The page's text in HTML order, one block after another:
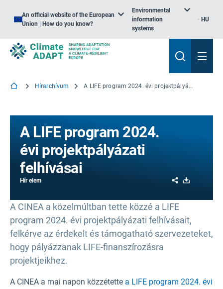
An official website of the European
Union | How do you know?
Environmental
information
systems
HU
Hírarchívum A LIFE program 2024. évi projektpályázati felhívásai
A LIFE program 2024.
évi projektpályázati
felhívásai
Hír elem Share
A CINEA a közelmúltban tette közzé a LIFE
program 2024. évi projektpályázati felhívásait,
felkérve az érdekelt és támogatható szervezeteket,
hogy pályázzanak LIFE-finanszírozásra
projektjeikhez.
A CINEA a mai napon közzétette a LIFE program 2024. évi